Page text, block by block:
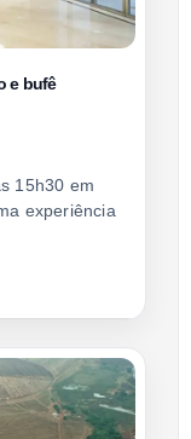
e bufê
15h30 em
experiência